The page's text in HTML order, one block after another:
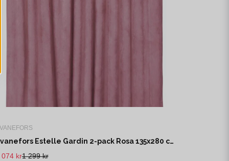
Svanefors Estelle Gardin 2-pack Rosa 135x280 cm
1 299 kr
074 kr